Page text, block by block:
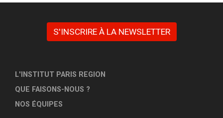
S'INSCRIRE À LA NEWSLETTER
L'INSTITUT PARIS REGION
QUE FAISONS-NOUS ?
NOS ÉQUIPES